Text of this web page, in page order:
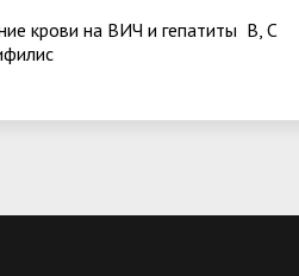
крови на ВИЧ и гепатиты В, С